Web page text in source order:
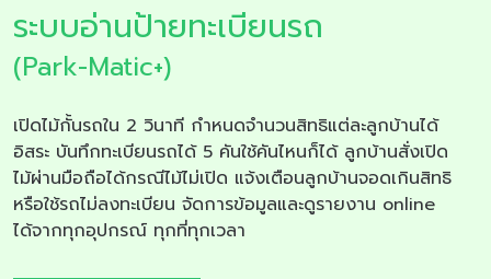
ระบบอ่านป้ายทะเบียนรถ
(Park-Matic+)
เปิดไม้กั้นรถใน 2 วินาที กำหนดจำนวนสิทธิแต่ละลูกบ้านได้
อิสระ บันทึกทะเบียนรถได้ 5 คันใช้คันไหนก็ได้ ลูกบ้านสั่งเปิด
ไม้ผ่านมือถือได้กรณีไม้ไม่เปิด แจ้งเตือนลูกบ้านจอดเกินสิทธิ
หรือใช้รถไม่ลงทะเบียน จัดการข้อมูลและดูรายงาน online
ได้จากทุกอุปกรณ์ ทุกที่ทุกเวลา